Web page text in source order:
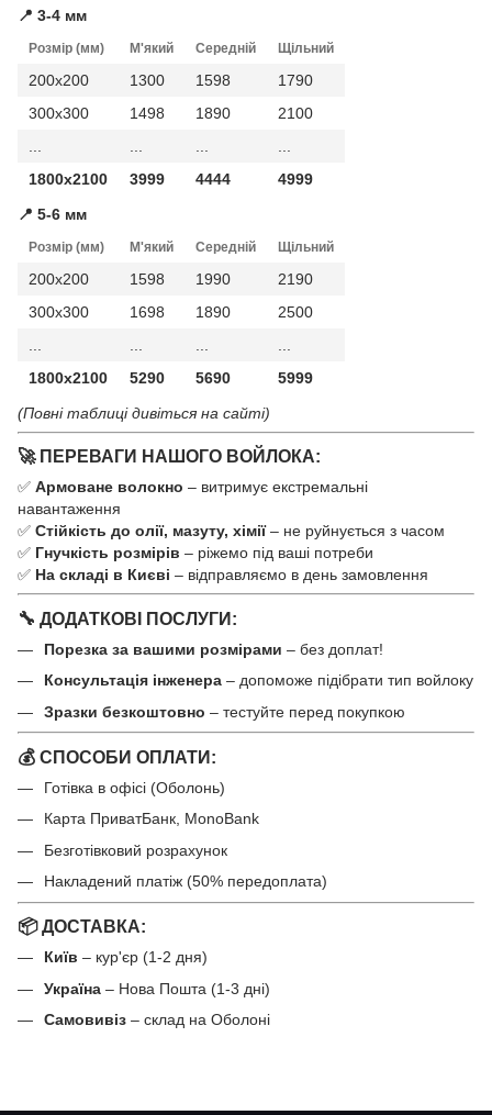
📍 3-4 мм
Розмір (мм) М'який Середній Щільний
200x200 1300 1598
1790
300x300
1498 1890
2100
1800x2100
3999 4444
4999
📍 5-6 мм
Розмір (мм) М'який Середній Щільний
200x200 1598 1990
2190
300x300
1698 1890
2500
1800x2100
5290 5690
5999
(Повні таблиці дивіться на сайті)
🚀 ПЕРЕВАГИ НАШОГО ВОЙЛОКА:
✅ Армоване волокно – витримує екстремальні
навантаження
✅ Стійкість до олії, мазуту, хімії– не руйнується з часом
✅ Гнучкість розмірів – ріжемо під ваші потреби
✅ На складі в Києві – відправляємо в день замовлення
🔧 ДОДАТКОВІ ПОСЛУГИ:
Порезка за вашими розмірами – без доплат!
Консультація інженера – допоможе підібрати тип войлоку
Зразки безкоштовно – тестуйте перед покупкою
💰 СПОСОБИ ОПЛАТИ:
Готівка в офісі (Оболонь)
Карта ПриватБанк, MonoBank
Безготівковий розрахунок
Накладений платіж (50% передоплата)
📦 ДОСТАВКА:
Київ – кур'єр (1-2 дня)
Україна – Нова Пошта (1-3 дні)
Самовивіз – склад на Оболоні